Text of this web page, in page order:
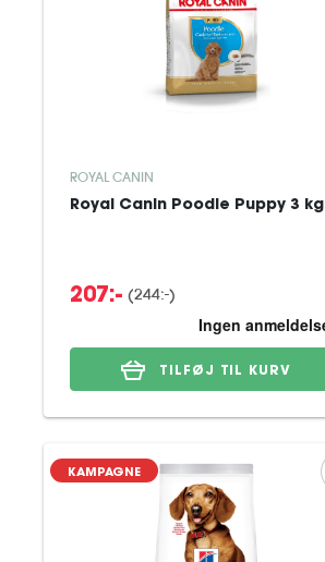
ROYAL CANIN
Royal Canin Poodle Puppy 3 kg
207:- (244:-)
TILFØJ TIL KURV
KAMPAGNE